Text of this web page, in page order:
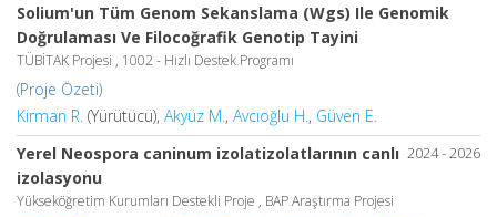
Solium'un Tüm Genom Sekanslama (Wgs) Ile Genomik
Doğrulaması Ve Filocoğrafik Genotip Tayini
TÜBİTAK Projesi , 1002 - Hızlı Destek Programı
(Proje Özeti)
Kirman R. (Yürütücü), Akyüz M., Avcıoğlu H., Güven E.
2024 - 2026
Yerel Neospora caninum izolatizolatlarının canlı
izolasyonu
Yükseköğretim Kurumları Destekli Proje , BAP Araştırma Projesi